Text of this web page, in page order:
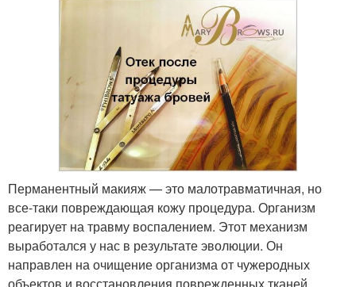
Перманентный макияж — это малотравматичная, но
все-таки повреждающая кожу процедура. Организм
реагирует на травму воспалением. Этот механизм
выработался у нас в результате эволюции. Он
направлен на очищение организма от чужеродных
объектов и восстановления поврежденных тканей.